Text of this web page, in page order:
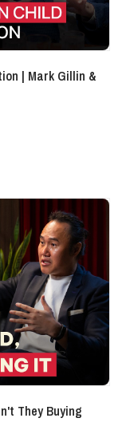
| Mark Gillin &
They Buying